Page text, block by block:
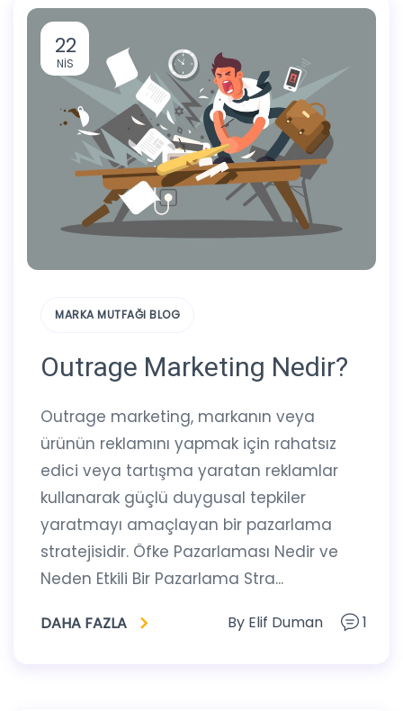
22
NIS
MARKA MUTFAĞI BLOG
Outrage Marketing Nedir?
Outrage marketing, markanın veya
ürünün reklamını yapmak için rahatsız
edici veya tartışma yaratan reklamlar
kullanarak güçlü duygusal tepkiler
yaratmayı amaçlayan bir pazarlama
stratejisidir. Öfke Pazarlaması Nedir ve
Neden Etkili Bir Pazarlama Stra...
DAHA FAZLA By Elif Duman 1